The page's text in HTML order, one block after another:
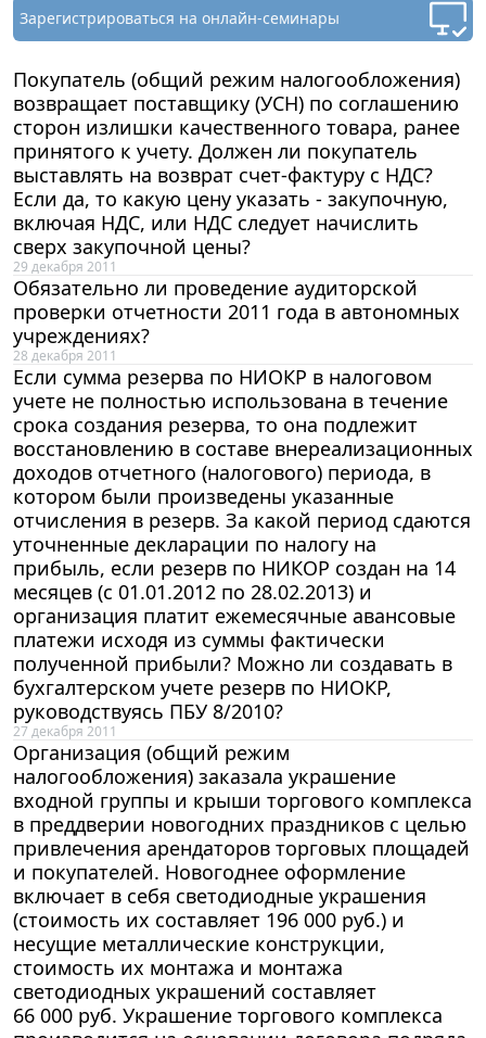
Зарегистрироваться на онлайн-семинары
Покупатель (общий режим налогообложения)
возвращает поставщику (УСН) по соглашению
сторон излишки качественного товара, ранее
принятого к учету. Должен ли покупатель
выставлять на возврат счет-фактуру с НДС?
Если да, то какую цену указать - закупочную,
включая НДС, или НДС следует начислить
сверх закупочной цены?
29 декабря 2011
Обязательно ли проведение аудиторской
проверки отчетности 2011 года в автономных
учреждениях?
28 декабря 2011
Если сумма резерва по НИОКР в налоговом
учете не полностью использована в течение
срока создания резерва, то она подлежит
восстановлению в составе внереализационных
доходов отчетного (налогового) периода, в
котором были произведены указанные
отчисления в резерв. За какой период сдаются
уточненные декларации по налогу на
прибыль, если резерв по НИКОР создан на 14
месяцев (с 01.01.2012 по 28.02.2013) и
организация платит ежемесячные авансовые
платежи исходя из суммы фактически
полученной прибыли? Можно ли создавать в
бухгалтерском учете резерв по НИОКР,
руководствуясь ПБУ 8/2010?
27 декабря 2011
Организация (общий режим
налогообложения) заказала украшение
входной группы и крыши торгового комплекса
в преддверии новогодних праздников с целью
привлечения арендаторов торговых площадей
и покупателей. Новогоднее оформление
включает в себя светодиодные украшения
(стоимость их составляет 196 000 руб.) и
несущие металлические конструкции,
стоимость их монтажа и монтажа
светодиодных украшений составляет
66 000 руб. Украшение торгового комплекса